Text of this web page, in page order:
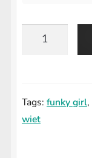
Funky
aantal
Tags: funky girl,
wiet